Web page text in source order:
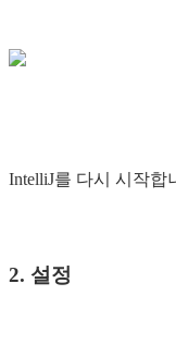
IntelliJ를 다시 시작합
2. 설정